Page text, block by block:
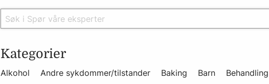
Kategorier
Alkohol Andre sykdommer/tilstander Baking Barn Behandling